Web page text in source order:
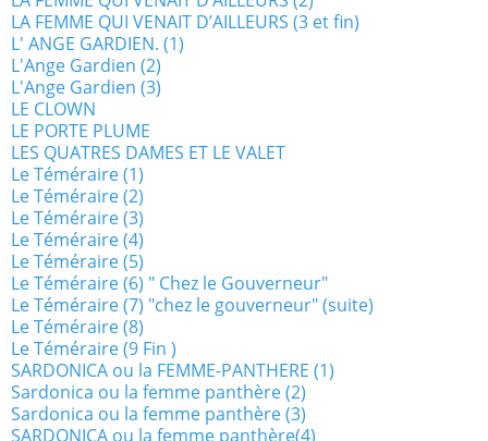
LA FEMME QUI VENAIT D’AILLEURS (3 et fin)
L' ANGE GARDIEN. (1)
L'Ange Gardien (2)
L'Ange Gardien (3)
LE CLOWN
LE PORTE PLUME
LES QUATRES DAMES ET LE VALET
Le Téméraire (1)
Le Téméraire (2)
Le Téméraire (3)
Le Téméraire (4)
Le Téméraire (5)
Le Téméraire (6) " Chez le Gouverneur"
Le Téméraire (7) "chez le gouverneur" (suite)
Le Téméraire (8)
Le Téméraire (9 Fin )
SARDONICA ou la FEMME-PANTHERE (1)
Sardonica ou la femme panthère (2)
Sardonica ou la femme panthère (3)
SARDONICA ou la femme panthère(4)